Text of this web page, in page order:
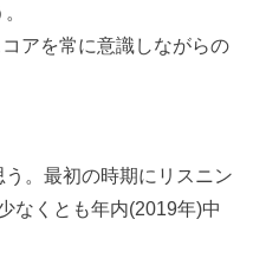
アを常に意識しながらの
。最初の時期にリスニン
なくとも年内(2019年)中